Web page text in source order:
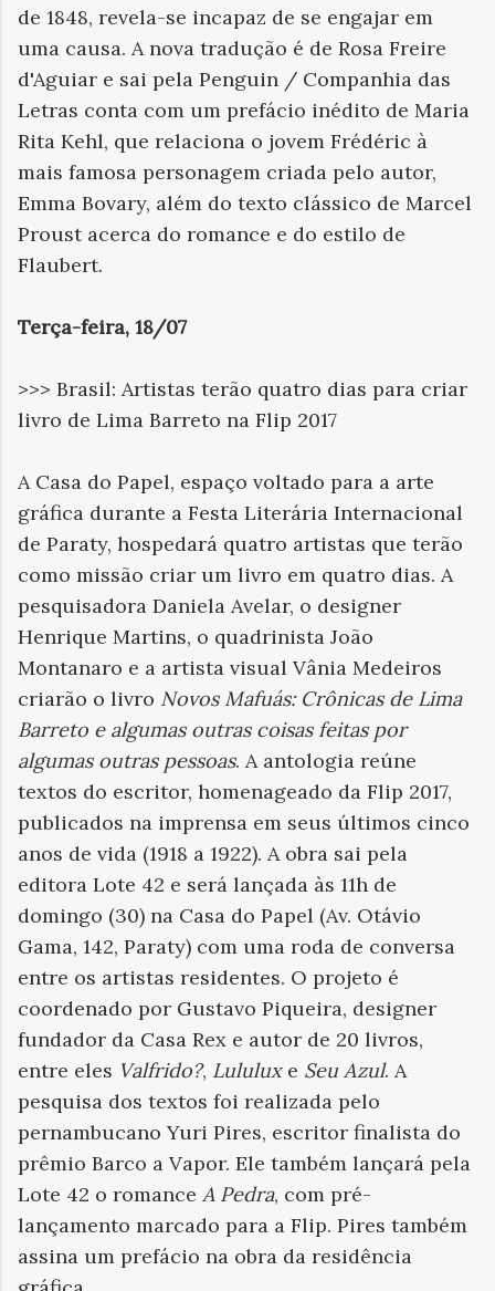
de 1848, revela-se incapaz de se engajar em
uma causa. A nova tradução é de Rosa Freire
d'Aguiar e sai pela Penguin / Companhia das
Letras conta com um prefácio inédito de Maria
Rita Kehl, que relaciona o jovem Frédéric à
mais famosa personagem criada pelo autor,
Emma Bovary, além do texto clássico de Marcel
Proust acerca do romance e do estilo de
Flaubert.
Terça-feira, 18/07
>>> Brasil: Artistas terão quatro dias para criar
livro de Lima Barreto na Flip 2017
A Casa do Papel, espaço voltado para a arte
gráfica durante a Festa Literária Internacional
de Paraty, hospedará quatro artistas que terão
como missão criar um livro em quatro dias. A
pesquisadora Daniela Avelar, o designer
Henrique Martins, o quadrinista João
Montanaro e a artista visual Vânia Medeiros
criarão o livro Novos Mafuás: Crônicas de Lima
Barreto e algumas outras coisas feitas por
algumas outras pessoas. A antologia reúne
textos do escritor, homenageado da Flip 2017,
publicados na imprensa em seus últimos cinco
anos de vida (1918 a 1922). A obra sai pela
editora Lote 42 e será lançada às 11h de
domingo (30) na Casa do Papel (Av. Otávio
Gama, 142, Paraty) com uma roda de conversa
entre os artistas residentes. O projeto é
coordenado por Gustavo Piqueira, designer
fundador da Casa Rex e autor de 20 livros,
entre eles Valfrido?, Lululuxe Seu Azul. A
pesquisa dos textos foi realizada pelo
pernambucano Yuri Pires, escritor finalista do
prêmio Barco a Vapor. Ele também lançará pela
Lote 42 o romance A Pedra, com pré-
lançamento marcado para a Flip. Pires também
assina um prefácio na obra da residência